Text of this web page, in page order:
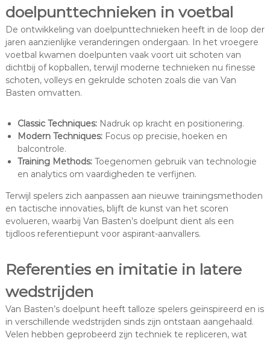
doelpunttechnieken in voetbal
De ontwikkeling van doelpunttechnieken heeft in de loop der
jaren aanzienlijke veranderingen ondergaan. In het vroegere
voetbal kwamen doelpunten vaak voort uit schoten van
dichtbij of kopballen, terwijl moderne technieken nu finesse
schoten, volleys en gekrulde schoten zoals die van Van
Basten omvatten.
Classic Techniques:Nadruk op kracht en positionering.
Modern Techniques:Focus op precisie, hoeken en
balcontrole.
Training Methods:Toegenomen gebruik van technologie
en analytics om vaardigheden te verfijnen.
Terwijl spelers zich aanpassen aan nieuwe trainingsmethoden
en tactische innovaties, blijft de kunst van het scoren
evolueren, waarbij Van Basten’s doelpunt dient als een
tijdloos referentiepunt voor aspirant-aanvallers.
Referenties en imitatie in latere
wedstrijden
Van Basten’s doelpunt heeft talloze spelers geïnspireerd en is
in verschillende wedstrijden sinds zijn ontstaan aangehaald.
Velen hebben geprobeerd zijn techniek te repliceren, wat